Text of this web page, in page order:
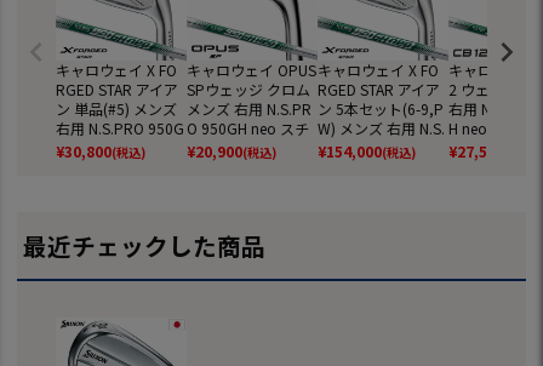
キャロウェイ X FO
RGED STAR アイア
ン 単品(#5) メンズ
右用 N.S.PRO 950G
H neo スチールシャ
フト 日本正規品 20
¥30,800(税込)
キャロウェイ OPUS
SPウェッジ クロム
メンズ 右用 N.S.PR
O 950GH neo スチ
ールシャフト 2025
年モデル Callaway
¥20,900(税込)
キャロウェイ X FO
RGED STAR アイア
ン 5本セット(6-9,P
W) メンズ 右用 N.S.
PRO 950GH neo ス
チールシャフト 日
¥154,000(税込)
キャロウェイ
2 ウェッジ メ
右用 N.S.PRO
H neo スチー
フト 日本正
25年モデル
¥27,500
最近チェックした商品